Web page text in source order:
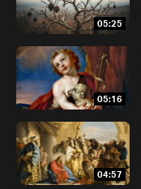
05:25
05:16
04:57